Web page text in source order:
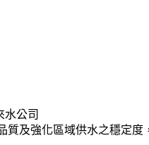
水公司
質及強化區域供水之穩定